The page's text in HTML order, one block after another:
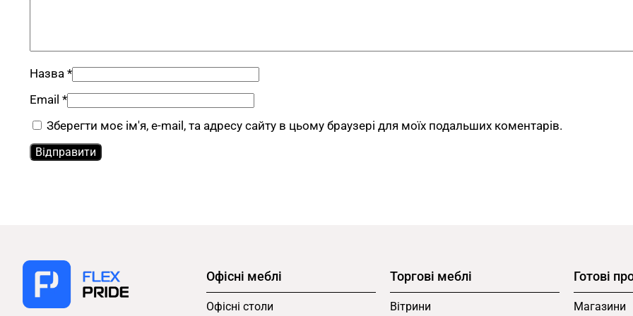
Магазини
Готовий пакет на 217 м²
Назва *
Email *
Зберегти моє ім'я, e-mail, та адресу сайту в цьому браузері для моїх подальших коментарів.
Офісні меблі
Офісні столи
Торгові меблі
Вітрини
Готові
Магазини